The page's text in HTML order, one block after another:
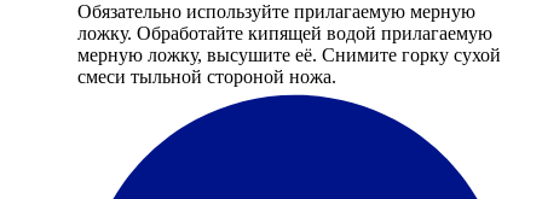
Обязательно используйте прилагаемую мерную
ложку. Обработайте кипящей водой прилагаемую
мерную ложку, высушите её. Снимите горку сухой
смеси тыльной стороной ножа.